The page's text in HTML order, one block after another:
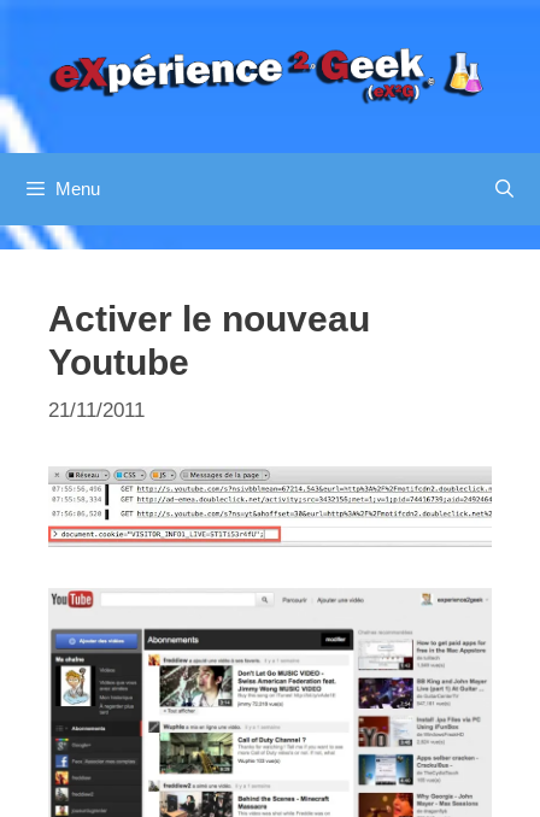
contenu
Menu
Activer le nouveau
Youtube
21/11/2011